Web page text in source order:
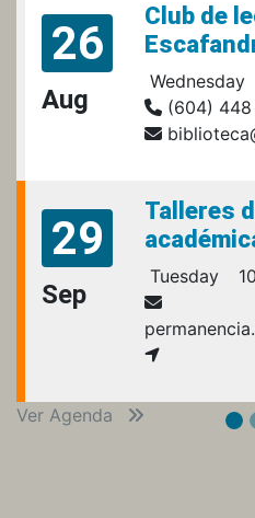
26
Aug
Club de
Wednesday
(604)
29
Sep
Talleres
Tuesday
Ver Agenda